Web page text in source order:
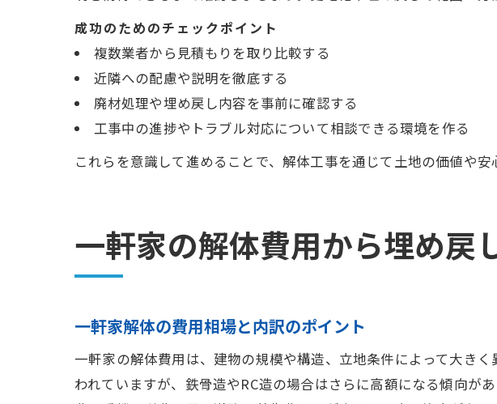
成功のためのチェックポイント
複数業者から見積もりを取り比較する
近隣への配慮や説明を徹底する
廃材処理や埋め戻し内容を事前に確認する
工事中の進捗やトラブル対応について相談できる環境を作る
これらを意識して進めることで、解体工事を通じて土地の価値や
一軒家の解体費用から埋め戻
一軒家解体の費用相場と内訳のポイント
一軒家の解体費用は、建物の規模や構造、立地条件によって大き
われていますが、鉄骨造やRC造の場合はさらに高額になる傾向が